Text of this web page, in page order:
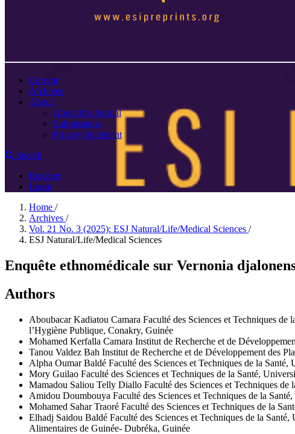
Current
Archives
About
About the Journal
Submissions
Privacy Statement
Search
Register
Login
Home /
Archives /
Vol. 21 No. 3 (2025): ESJ Natural/Life/Medical Sciences /
ESJ Natural/Life/Medical Sciences
Enquête ethnomédicale sur Vernonia
Authors
Aboubacar Kadiatou Camara Faculté des Sciences et Techniques
l’Hygiène Publique, Conakry, Guinée
Mohamed Kerfalla Camara Institut de Recherche et de
Tanou Valdez Bah Institut de Recherche et de Développement des
Alpha Oumar Baldé Faculté des Sciences et Techniques de la
Mory Guilao Faculté des Sciences et Techniques de la Santé,
Mamadou Saliou Telly Diallo Faculté des Sciences et Techniques
Amidou Doumbouya Faculté des Sciences et Techniques de la
Mohamed Sahar Traoré Faculté des Sciences et Techniques de la
Elhadj Saidou Baldé Faculté des Sciences et Techniques de la
Alimentaires de Guinée- Dubréka, Guinée